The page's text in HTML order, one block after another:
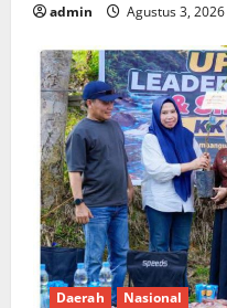
admin Agustus 3, 2026
Daerah Nasional